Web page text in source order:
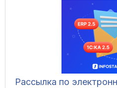
Рассылка по